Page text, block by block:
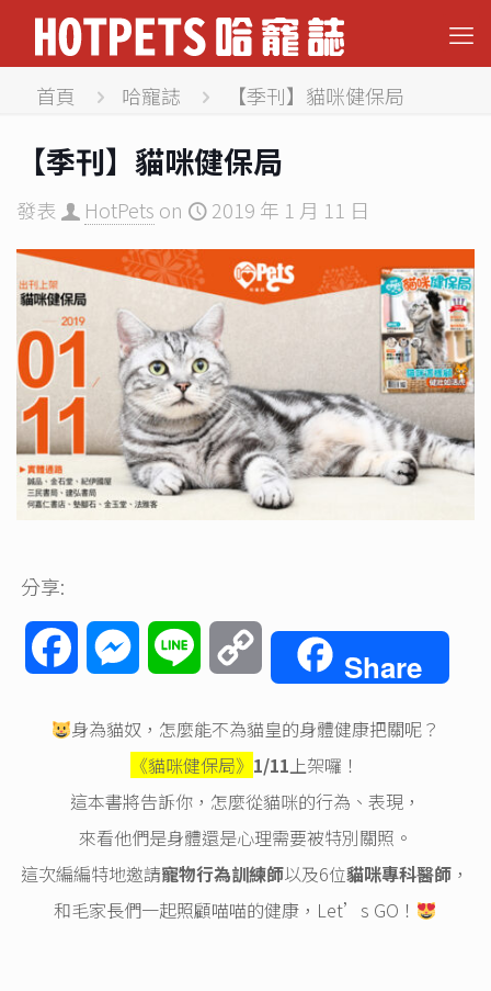
首頁 哈寵誌 【季刊】貓咪健保局
【季刊】貓咪健保局
發表 HotPets on 2019 年 1 月 11 日
分享:
FacebookMessenger
Line
Copy
Share
身為貓奴，怎麼能不為貓皇的身體健康把關呢？
《貓咪健保局》 1/11上架囉！
這本書將告訴你，怎麼從貓咪的行為、表現，
來看他們是身體還是心理需要被特別關照。
這次編編特地邀請寵物行為訓練師以及6位貓咪專科醫師 ，
和毛家長們一起照顧喵喵的健康，Let’s GO！